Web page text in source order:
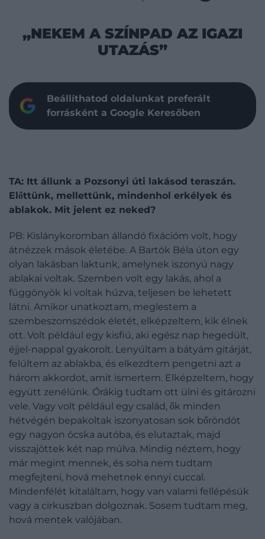
„NEKEM A SZÍNPAD AZ IGAZI
UTAZÁS”
Beállíthatod oldalunkat preferált
forrásként a Google Keresőben
TA: Itt állunk a Pozsonyi úti lakásod tera­szán.
Előttünk, mellettünk, mindenhol erkélyek és
ablakok. Mit jelent ez neked?
PB: Kislánykoromban állandó fixációm volt, hogy
átnézzek mások életébe. A Bartók Béla úton egy
olyan lakásban laktunk, amelynek iszonyú nagy
ablakai voltak. Szemben volt egy lakás, ahol a
függönyök ki voltak húzva, teljesen be lehetett
látni. Amikor unatkoztam, meglestem a
szembeszomszédok életét, elképzeltem, kik élnek
ott. Volt például egy kisfiú, aki egész nap hegedült,
éjjel-nappal gyakorolt. Lenyúltam a bátyám gitárját,
felültem az ablakba, és elkezdtem pengetni azt a
három akkordot, amit ismertem. Elképzeltem, hogy
együtt zenélünk. Órákig tudtam ott ülni és gitározni
vele. Vagy volt például egy család, ők minden
hétvégén bepakoltak iszonyatosan sok bőröndöt
egy nagyon ócska autóba, és elutaztak, majd
visszajöttek két nap múlva. Mindig néztem, hogy
már megint mennek, és soha nem tudtam
megfejteni, hová mehetnek ennyi cuccal.
Mindenfélét kitaláltam, hogy van valami fellépésük
vagy a cirkuszban dolgoznak. Sosem tudtam meg,
hová mentek valójában.